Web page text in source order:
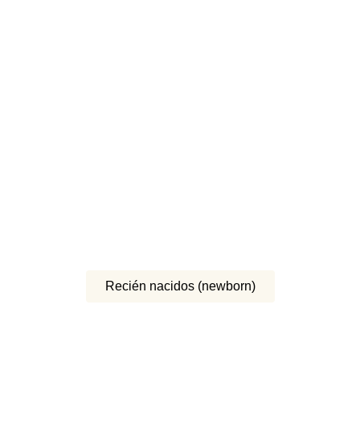
Recién nacidos (newborn)